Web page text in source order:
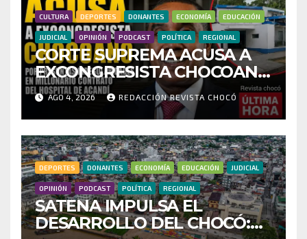
CULTURA DEPORTES DONANTES ECONOMÍA EDUCACIÓN
JUDICIAL OPINIÓN PODCAST POLÍTICA REGIONAL
CORTE SUPREMA ACUSA A
EXCONGRESISTA CHOCOANO
POR PRESUNTAS
IRREGULARIDADES EN
MILLONARIO CONTRATO
DEL HOSPITAL DE ACANDÍ
AGO 4, 2026 REDACCIÓN REVISTA CHOCÓ
DEPORTES DONANTES ECONOMÍA EDUCACIÓN JUDICIAL
OPINIÓN PODCAST POLÍTICA REGIONAL
SATENA IMPULSA EL
DESARROLLO DEL CHOCÓ: